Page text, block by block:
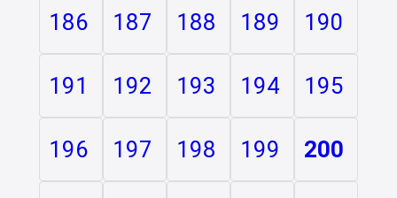
186 187 188 189 190
191 192 193 194 195
196 197 198 199 200